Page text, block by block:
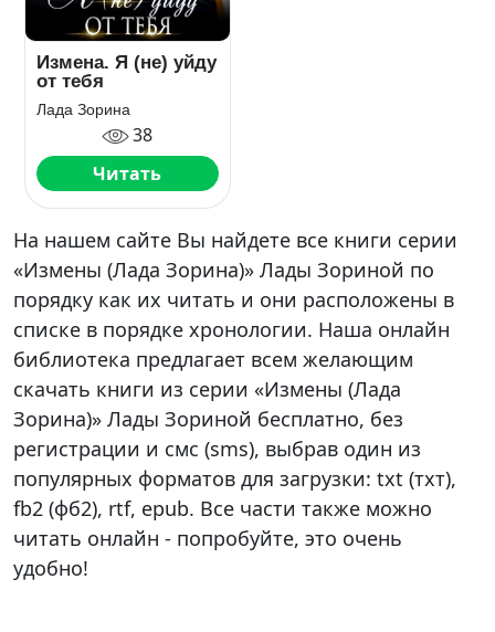
Измена. Я (не) уйду
от тебя
Лада Зорина
38
Читать
На нашем сайте Вы найдете все книги серии
«Измены (Лада Зорина)» Лады Зориной по
порядку как их читать и они расположены в
списке в порядке хронологии. Наша онлайн
библиотека предлагает всем желающим
скачать книги из серии «Измены (Лада
Зорина)» Лады Зориной бесплатно, без
регистрации и смс (sms), выбрав один из
популярных форматов для загрузки: txt (тхт),
fb2 (фб2), rtf, epub. Все части также можно
читать онлайн - попробуйте, это очень
удобно!